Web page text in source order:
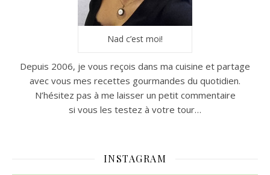
Nad c’est moi!
Depuis 2006, je vous reçois dans ma cuisine et partage
avec vous mes recettes gourmandes du quotidien.
N’hésitez pas à me laisser un petit commentaire
si vous les testez à votre tour…
INSTAGRAM